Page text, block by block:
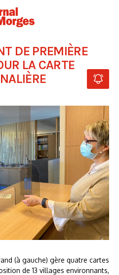
DE PREMIÈRE
LA CARTE
(à gauche) gère quatre cartes
de 13 villages environnants,